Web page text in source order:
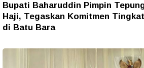
Bupati Baharuddin Pimpin
Haji, Tegaskan Komitmen
di Batu Bara